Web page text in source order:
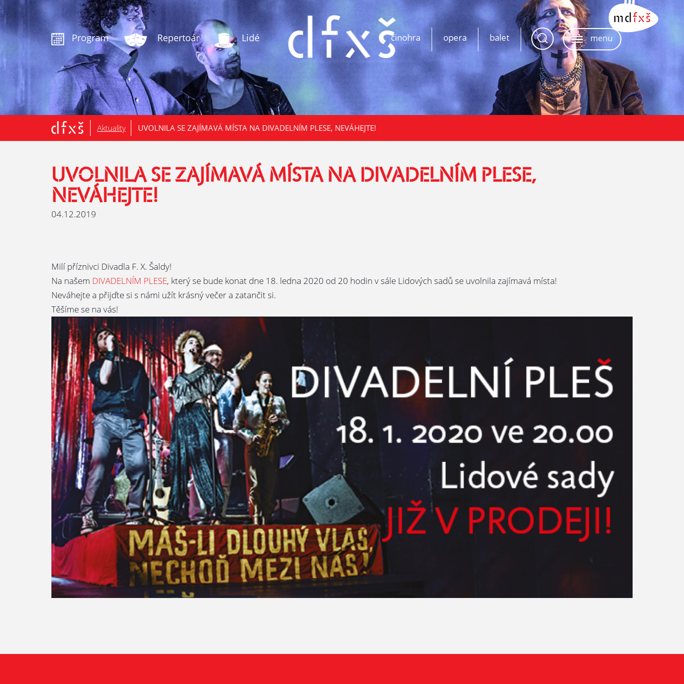
Program Repertoár Lidé menu
balet
opera
činohra
.
Aktuality UVOLNILA SE ZAJÍMAVÁ MÍSTA NA DIVADELNÍM PLESE, NEVÁHEJTE!
UVOLNILA SE ZAJÍMAVÁ MÍSTA NA DIVADELNÍM PLESE,
NEVÁHEJTE!
04.12.2019
Milí příznivci Divadla F. X. Šaldy!
Na našem DIVADELNÍM PLESE, který se bude konat dne 18. ledna 2020 od 20 hodin v sále Lidových sadů se uvolnila zajímavá místa!
Neváhejte a přijďte si s námi užít krásný večer a zatančit si.
Těšíme se na vás!